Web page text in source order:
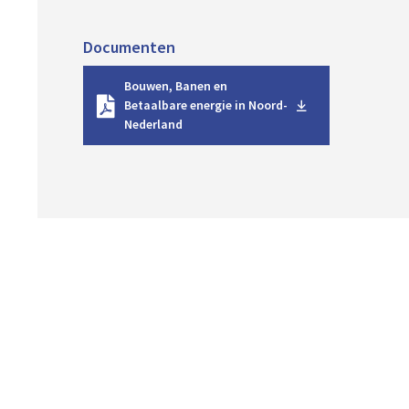
Documenten
Bouwen, Banen en
Betaalbare energie in Noord-
Nederland
l